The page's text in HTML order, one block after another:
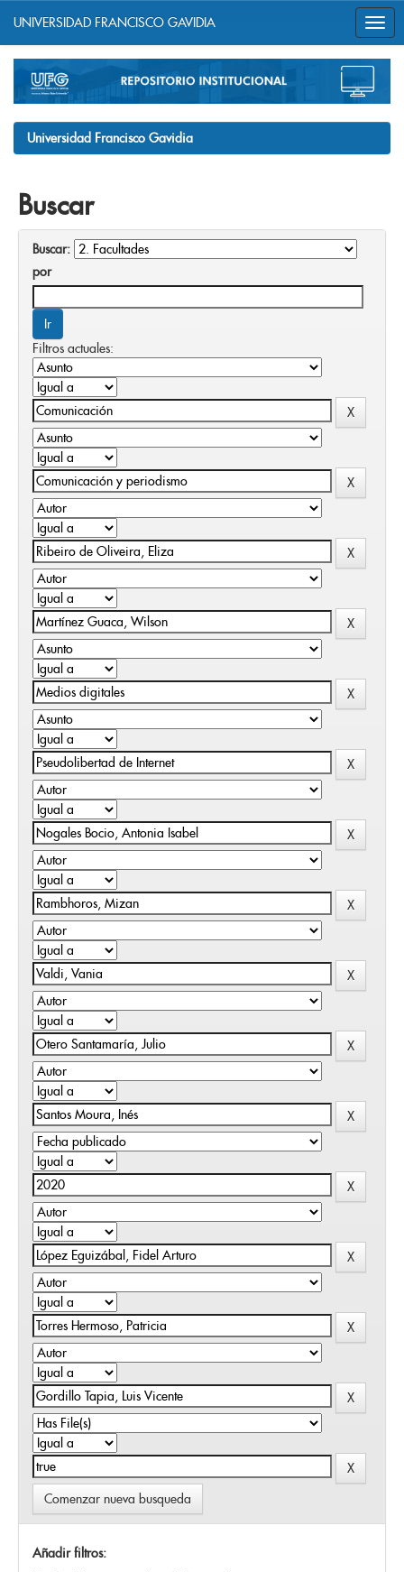
navigation
UNIVERSIDAD FRANCISCO GAVIDIA
Universidad Francisco Gavidia
Buscar
Buscar:
por
Filtros actuales:
Comenzar nueva busqueda
Añadir filtros: